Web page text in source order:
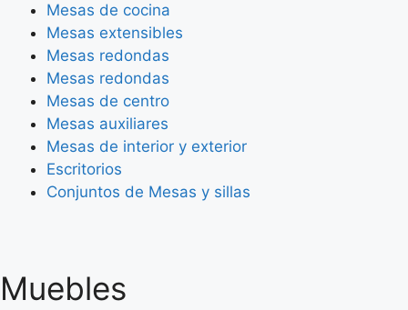
Mesas de cocina
Mesas extensibles
Mesas redondas
Mesas redondas
Mesas de centro
Mesas auxiliares
Mesas de interior y exterior
Escritorios
Conjuntos de Mesas y sillas
Muebles